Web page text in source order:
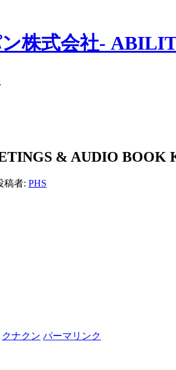
株式会社-
& AUDIO BOOK
稿者: PHS
クナクン パーマリンク